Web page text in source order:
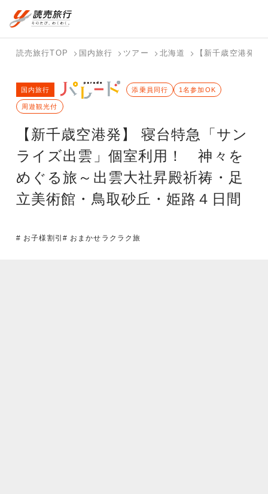
国内旅行トップ
バスツアー
を探す
個人旅行
（ブーケ）を探す
ら探す
探す
す
海外旅行トップ
海外特集か
ら探す
テーマから
探す
す
読売旅行TOP 国内旅行 ツアー 北海道 【新千歳空港発】
【新千歳空港発】 寝台特急「サン
ライズ出雲」個室利用！ 神々を
めぐる旅～出雲大社昇殿祈祷・足
立美術館・鳥取砂丘・姫路４日間
国内旅行 添乗員同行 1名参加OK
周遊観光付
# お子様割引 # おまかせラクラク旅